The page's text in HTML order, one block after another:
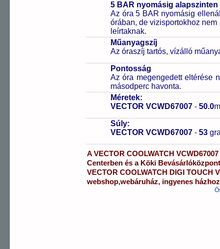
5 BAR nyomásig alapszinten
Az óra 5 BAR nyomásig
órában, de vizisportokhoz
leírtaknak.
Műanyagszíj
Az óraszíj tartós, vízálló
Pontosság
Az óra megengedett eltérése
másodperc havonta.
Méretek:
VECTOR VCWD67007 - 50.0
Súly:
VECTOR VCWD67007 - 53
AVECTOR COOLWATCH VCWD67007
Centerben és a Köki
VECTOR COOLWATCH
DIGI TOUCH
webshop,webáruház, ingyenes